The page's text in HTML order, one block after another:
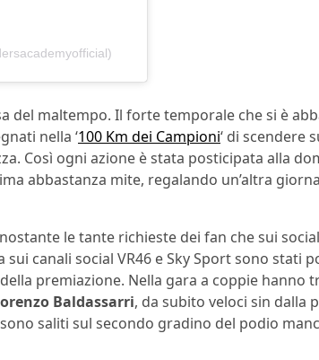
del maltempo. Il forte temporale che si è
nella ‘100 Km dei Campioni‘ di scendere
Così ogni azione è stata posticipata alla
abbastanza mite, regalando un’altra
le tante richieste dei fan che sui social
canali social VR46 e Sky Sport sono stati
premiazione. Nella gara a coppie hanno
Baldassarri, da subito veloci sin dalla
saliti sul secondo gradino del podio